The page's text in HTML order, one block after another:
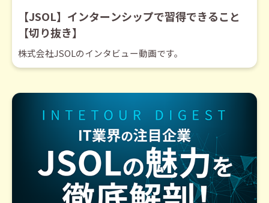
【JSOL】インターンシップで習得できること
【切り抜き】
株式会社JSOLのインタビュー動画です。